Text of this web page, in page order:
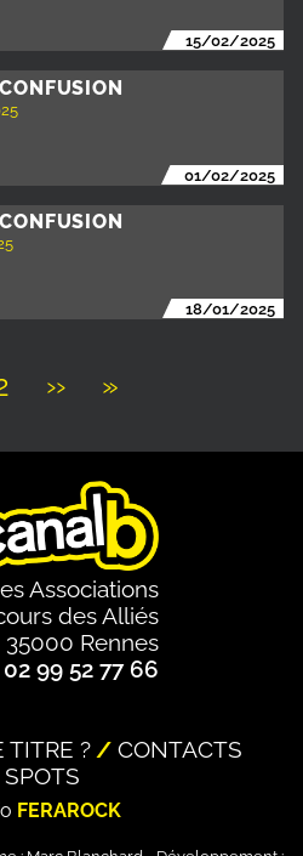
15/02/2025
01/02/2025
18/01/2025
Page
››
Dernière
»
Associations
des Alliés
35000 Rennes
99 52 77 66
TITRE ?
CONTACTS
SPOTS
FERAROCK